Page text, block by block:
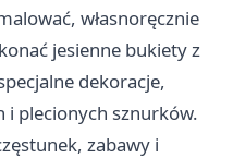
własnoręcznie
jesienne bukiety z
dekoracje,
i plecionych sznurków.
zabawy i